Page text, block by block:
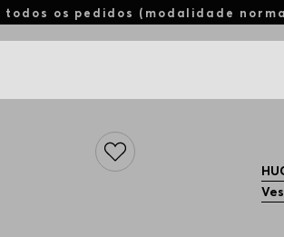
todos os pedidos (modalidade